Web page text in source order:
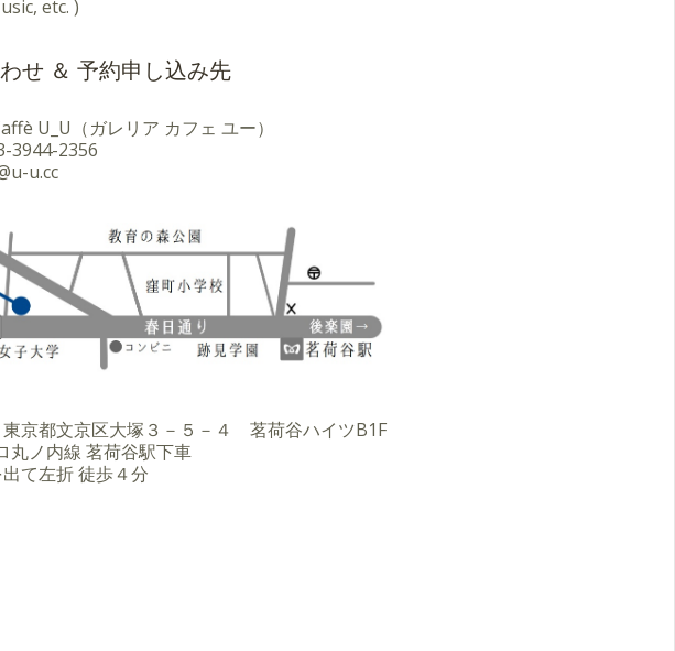
etc. )
せ ＆ 予約申し込み先
U_U（ガレリア カフェ ユー）
3944-2356
u.cc
東京都文京区大塚３－５－４ 茗荷谷ハイツB1F
丸ノ内線 茗荷谷駅下車
て左折 徒歩４分